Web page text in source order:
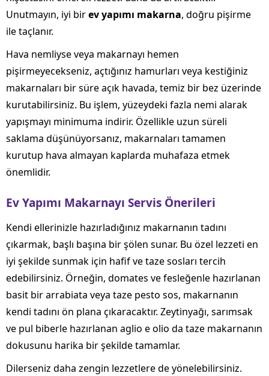
Unutmayın, iyi birev yapımı makarna, doğru pişirme
ile taçlanır.
Hava nemliyse veya makarnayı hemen
pişirmeyecekseniz, açtığınız hamurları veya kestiğiniz
makarnaları bir süre açık havada, temiz bir bez üzerinde
kurutabilirsiniz. Bu işlem, yüzeydeki fazla nemi alarak
yapışmayı minimuma indirir. Özellikle uzun süreli
saklama düşünüyorsanız, makarnaları tamamen
kurutup hava almayan kaplarda muhafaza etmek
önemlidir.
Ev Yapımı Makarnayı Servis Önerileri
Kendi ellerinizle hazırladığınız makarnanın tadını
çıkarmak, başlı başına bir şölen sunar. Bu özel lezzeti en
iyi şekilde sunmak için hafif ve taze sosları tercih
edebilirsiniz. Örneğin, domates ve fesleğenle hazırlanan
basit bir arrabiata veya taze pesto sos, makarnanın
kendi tadını ön plana çıkaracaktır. Zeytinyağı, sarımsak
ve pul biberle hazırlanan aglio e olio da taze makarnanın
dokusunu harika bir şekilde tamamlar.
Dilerseniz daha zengin lezzetlere de yönelebilirsiniz.